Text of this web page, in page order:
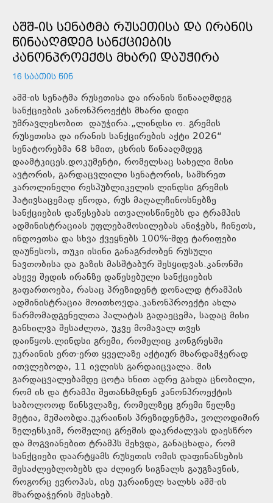
ᲐᲨᲨ-ᲘᲡ ᲡᲔᲜᲐᲢᲛᲐ ᲠᲣᲡᲔᲗᲘᲡᲐ ᲓᲐ ᲘᲠᲐᲜᲘᲡ
ᲬᲘᲜᲐᲐᲦᲛᲓᲔᲒ ᲡᲐᲜᲥᲪᲘᲔᲑᲘᲡ
ᲙᲐᲜᲝᲜᲞᲠᲝᲔᲥᲢᲡ ᲛᲮᲐᲠᲘ ᲓᲐᲣᲭᲘᲠᲐ
16 ᲡᲐᲐᲗᲘᲡ ᲬᲘᲜ
აშშ-ის სენატმა რუსეთისა და ირანის წინააღმდეგ
სანქციების კანონპროექტს მხარი დიდი
უმრავლესობით დაუჭირა.„ლინდსი ო. გრემის
რუსეთისა და ირანის სანქცირების აქტი 2026“
სენატორებმა 68 ხმით, ცხრის წინააღმდეგ
დაამტკიცეს.დოკუმენტი, რომელსაც სახელი მისი
ავტორის, გარდაცვლილი სენატორის, სამხრეთ
კაროლინელი რესპუბლიკელის ლინდსი გრემის
პატივსაცემად ეწოდა, რუს მაღალჩინოსნებზე
სანქციების დაწესებას ითვალისწინებს და ტრამპის
ადმინისტრაციას უფლებამოსილებას ანიჭებს, ჩინეთს,
ინდოეთსა და სხვა ქვეყნებს 100%-მდე ტარიფები
დაუწესოს, თუკი ისინი განაგრძობენ რუსული
ნავთობისა და გაზის მასშტაბურ შესყიდვას.კანონში
ასევე შედის ირანზე დაწესებული სანქციების
გაფართოება, რასაც პრეზიდენტ დონალდ ტრამპის
ადმინისტრაცია მოითხოვდა.კანონპროექტი ახლა
წარმომადგენელთა პალატას გადაეცემა, სადაც მისი
განხილვა შესაძლოა, უკვე მომავალ თვეს
დაიწყოს.ლინდსი გრემი, რომელიც კონგრესში
უკრაინის ერთ-ერთ ყველაზე აქტიურ მხარდამჭერად
ითვლებოდა, 11 ივლისს გარდაიცვალა. მის
გარდაცვალებამდე ცოტა ხნით ადრე გახდა ცნობილი,
რომ ის და ტრამპი შეთანხმდნენ კანონპროექტის
საბოლოოდ წინსვლაზე, რომელზეც გრემი წელზე
მეტია, მუშაობდა.უკრაინის პრეზიდენტმა, ვოლოდიმირ
ზელენსკიმ, რომელიც გრემის დაკრძალვას დაესწრო
და მოგვიანებით ტრამპს შეხვდა, განაცხადა, რომ
სანქციები დაარტყამს რუსეთის ომის დაფინანსების
შესაძლებლობებს და ძლიერ სიგნალს გაუგზავნის,
როგორც ევროპას, ისე უკრაინელ ხალხს აშშ-ის
მხარდაჭერის შესახებ.